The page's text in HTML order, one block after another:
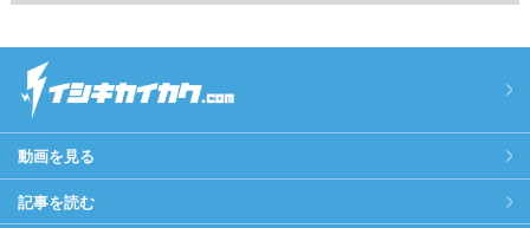
動画を見る
記事を読む